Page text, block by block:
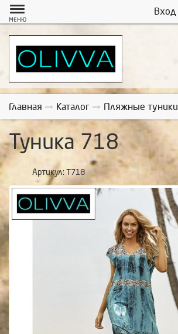
Вход
МЕНЮ
Главная Каталог Пляжные туники
Туника 718
Артикул: Т718